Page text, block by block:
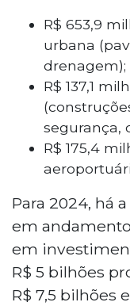
R$ 653,9
urbana
drenagem);
R$ 137,1
segurança,
R$ 175,4
Para 2024, há
em
em
R$ 5 bilhões
R$ 7,5 bilhões